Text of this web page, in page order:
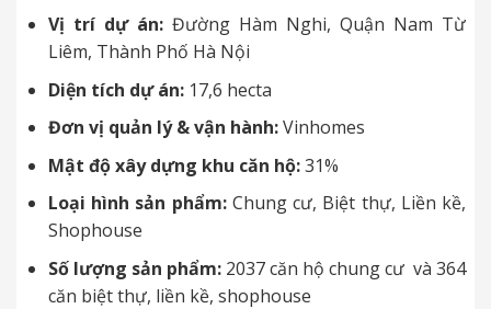
Vị trí dự án:Đường Hàm Nghi, Quận Nam Từ
Liêm, Thành Phố Hà Nội
Diện tích dự án: 17,6 hecta
Đơn vị quản lý & vận hành:Vinhomes
Mật độ xây dựng khu căn hộ:31%
Loại hình sản phẩm: Chung cư, Biệt thự, Liền kề,
Shophouse
Số lượng sản phẩm:2037 căn hộ chung cư và 364
căn biệt thự, liền kề, shophouse